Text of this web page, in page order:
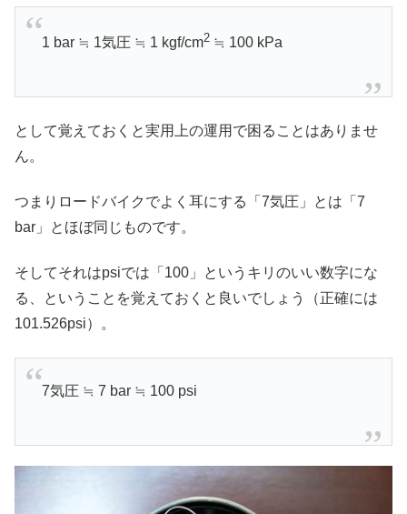
1 bar ≒ 1気圧 ≒ 1 kgf/cm2≒ 100 kPa
として覚えておくと実用上の運用で困ることはありませ
ん。
つまりロードバイクでよく耳にする「7気圧」とは「7
bar」とほぼ同じものです。
そしてそれはpsiでは「100」というキリのいい数字にな
る、ということを覚えておくと良いでしょう（正確には
101.526psi）。
7気圧 ≒ 7 bar ≒ 100 psi